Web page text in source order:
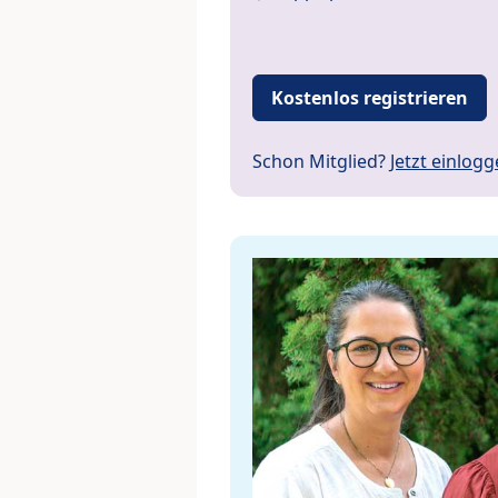
Kostenlos registrieren
Schon Mitglied? Jetzt